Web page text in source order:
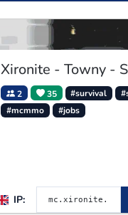
Xironite - Towny -
2 35 #survival
#mcmmo
#jobs
IP: